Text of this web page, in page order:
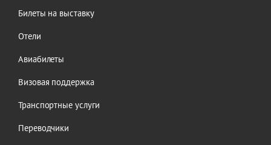
Билеты на выставку
Отели
Авиабилеты
Визовая поддержка
Транспортные услуги
Переводчики